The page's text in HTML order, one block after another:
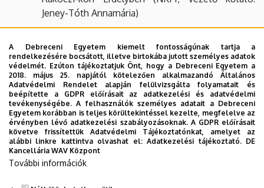
Jeney-Tóth Annamária)
16-20. században (NKFI, vezető kutató: Papp Klára)
MTA-DE Lendület "Magyarország a középkori
Európában" (MTA, vezető kutató: Bárány Attila;
Web:http://memhung.unideb.hu/)
Nemzetközi Interregionális
Társadalomtörténeti Központ (BTK Kari Központ,
eperjesi, beregszászi, kolozsvári, nagyváradi
kutatókkal, vezetője: Papp Klára, titkára: Bárány
A Debreceni Egyetem kiemelt fontosságúnak tartja a
rendelkezésére bocsátott, illetve birtokába jutott személyes adatok
védelmét. Ezúton tájékoztatjuk Önt, hogy a Debreceni Egyetem a
2018. május 25. napjától kötelezően alkalmazandó Általános
Adatvédelmi Rendelet alapján felülvizsgálta folyamatait és
beépítette a GDPR előírásait az adatkezelési és adatvédelmi
tevékenységébe. A felhasználók személyes adatait a Debreceni
Egyetem korábban is teljes körültekintéssel kezelte, megfelelve az
érvényben lévő adatkezelési szabályozásoknak. A GDPR előírásait
követve frissítettük Adatvédelmi Tájékoztatónkat, amelyet az
alábbi linkre kattintva olvashat el:Adatkezelési tájékoztató. DE
Kancellária WAV Központ
További információk